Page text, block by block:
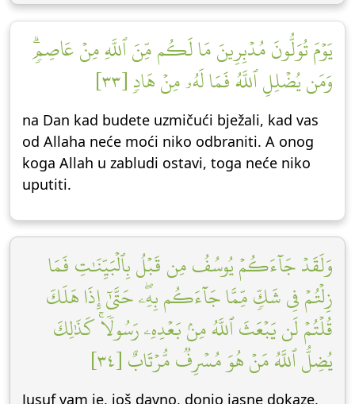
يَوۡمَ تُوَلُّونَ مُدۡبِرِينَ مَا لَكُم مِّنَ ٱللَّهِ مِنۡ عَاصِمٖۗ
وَمَن يُضۡلِلِ ٱللَّهُ فَمَا لَهُۥ مِنۡ هَادٖ [٣٣]
na Dan kad budete uzmičući bježali, kad vas
od Allaha neće moći niko odbraniti. A onog
koga Allah u zabludi ostavi, toga neće niko
uputiti.
وَلَقَدۡ جَآءَكُمۡ يُوسُفُ مِن قَبۡلُ بِٱلۡبَيِّنَٰتِ فَمَا
زِلۡتُمۡ فِي شَكّٖ مِّمَّا جَآءَكُم بِهِۦۖ حَتَّىٰٓ إِذَا هَلَكَ
قُلۡتُمۡ لَن يَبۡعَثَ ٱللَّهُ مِنۢ بَعۡدِهِۦ رَسُولٗاۚ كَذَٰلِكَ
يُضِلُّ ٱللَّهُ مَنۡ هُوَ مُسۡرِفٞ مُّرۡتَابٌ [٣٤]
Jusuf vam je, još davno, donio jasne dokaze,